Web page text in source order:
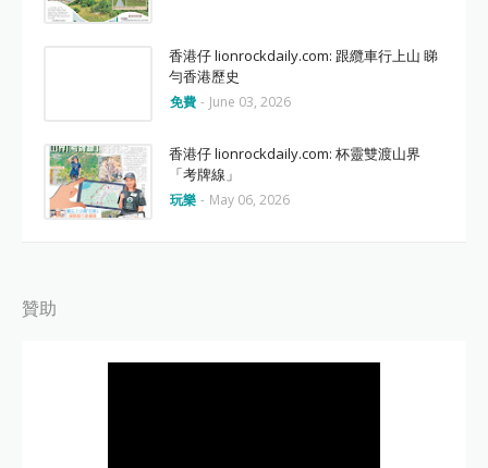
香港仔 lionrockdaily.com: 跟纜車行上山 睇
勻香港歷史
免費 - June 03, 2026
香港仔 lionrockdaily.com: 杯靈雙渡山界
「考牌線」
玩樂 - May 06, 2026
贊助